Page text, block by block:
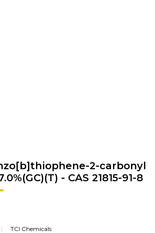
2-carbonyl
- CAS 21815-91-8
TCI Chemicals